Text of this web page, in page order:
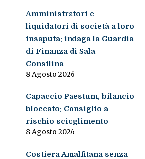
Amministratori e
liquidatori di società a loro
insaputa: indaga la Guardia
di Finanza di Sala
Consilina
8 Agosto 2026
Capaccio Paestum, bilancio
bloccato: Consiglio a
rischio scioglimento
8 Agosto 2026
Costiera Amalfitana senza